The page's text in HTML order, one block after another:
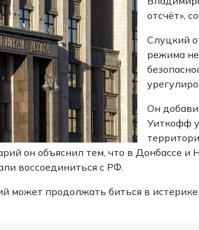
отсчёт»,
Слуцкий
режима
Он
Уиткофф
он объяснил тем, что в Донбассе
воссоединиться с РФ.
может продолжать биться в